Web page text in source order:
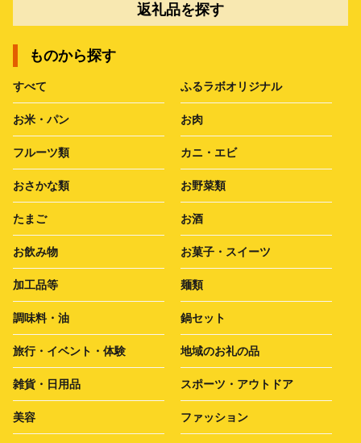
返礼品を探す
ものから探す
すべて ふるラボオリジナル
お米・パン お肉
フルーツ類 カニ・エビ
おさかな類 お野菜類
たまご お酒
お飲み物 お菓子・スイーツ
加工品等 麺類
調味料・油 鍋セット
旅行・イベント・体験 地域のお礼の品
雑貨・日用品 スポーツ・アウトドア
美容 ファッション